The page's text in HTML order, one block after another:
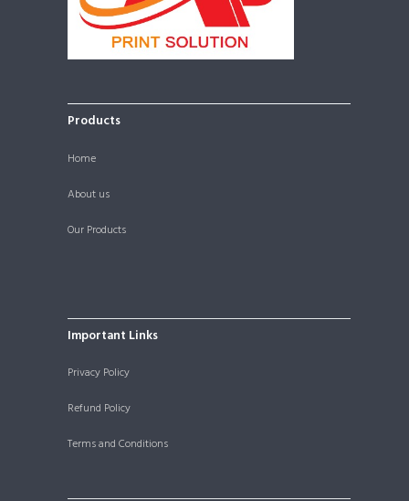
Products
Home
About us
Our Products
Important Links
Privacy Policy
Refund Policy
Terms and Conditions